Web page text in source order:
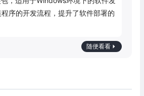
序的开发流程，提升了软件部署的
随便看看